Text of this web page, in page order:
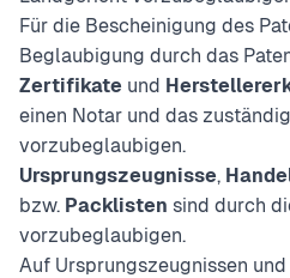
Für die Bescheinigung des
Beglaubigung durch das
Zertifikate und
einen Notar und das
vorzubeglaubigen.
Ursprungszeugnisse,
bzw. Packlisten sind durch
vorzubeglaubigen.
Auf Ursprungszeugnissen